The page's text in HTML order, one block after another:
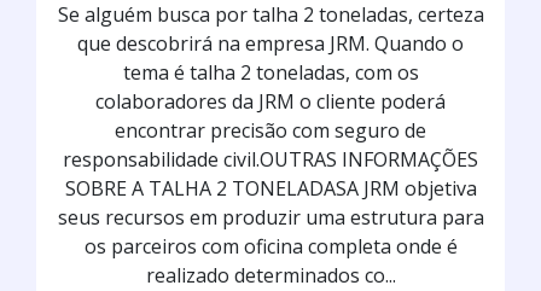
Se alguém busca por talha 2 toneladas, certeza
que descobrirá na empresa JRM. Quando o
tema é talha 2 toneladas, com os
colaboradores da JRM o cliente poderá
encontrar precisão com seguro de
responsabilidade civil.OUTRAS INFORMAÇÕES
SOBRE A TALHA 2 TONELADASA JRM objetiva
seus recursos em produzir uma estrutura para
os parceiros com oficina completa onde é
realizado determinados co...